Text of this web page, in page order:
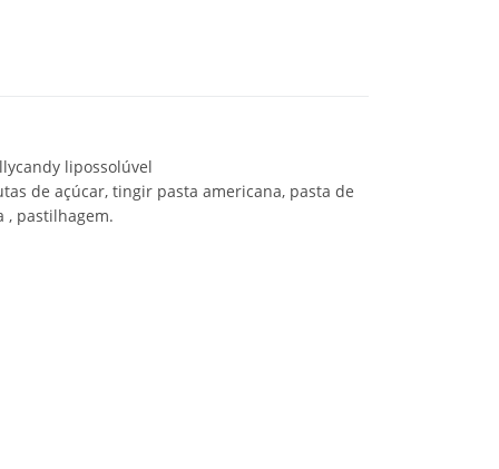
lipossolúvel
de açúcar, tingir pasta americana, pasta de
, pastilhagem.